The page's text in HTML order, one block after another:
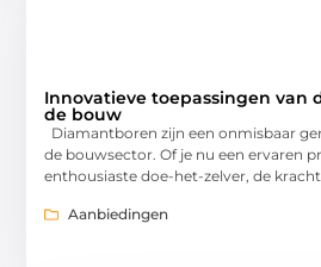
Innovatieve toepassingen van
de bouw
Diamantboren zijn een onmisbaar
de bouwsector. Of je nu een ervaren
enthousiaste doe-het-zelver, de
Aanbiedingen